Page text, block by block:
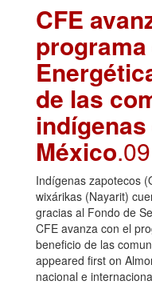
CFE
de las
indígenas
México
Indígenas zapotecos
wixárikas (Nayarit)
gracias al Fondo de
CFE avanza con el
beneficio de las
appeared first on
nacional e